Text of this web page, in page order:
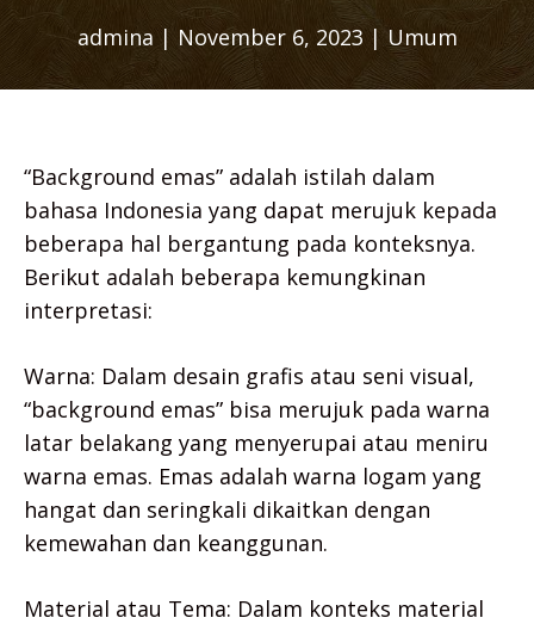
admina| November 6, 2023 | Umum
“Background emas” adalah istilah dalam
bahasa Indonesia yang dapat merujuk kepada
beberapa hal bergantung pada konteksnya.
Berikut adalah beberapa kemungkinan
interpretasi:
Warna: Dalam desain grafis atau seni visual,
“background emas” bisa merujuk pada warna
latar belakang yang menyerupai atau meniru
warna emas. Emas adalah warna logam yang
hangat dan seringkali dikaitkan dengan
kemewahan dan keanggunan.
Material atau Tema: Dalam konteks material